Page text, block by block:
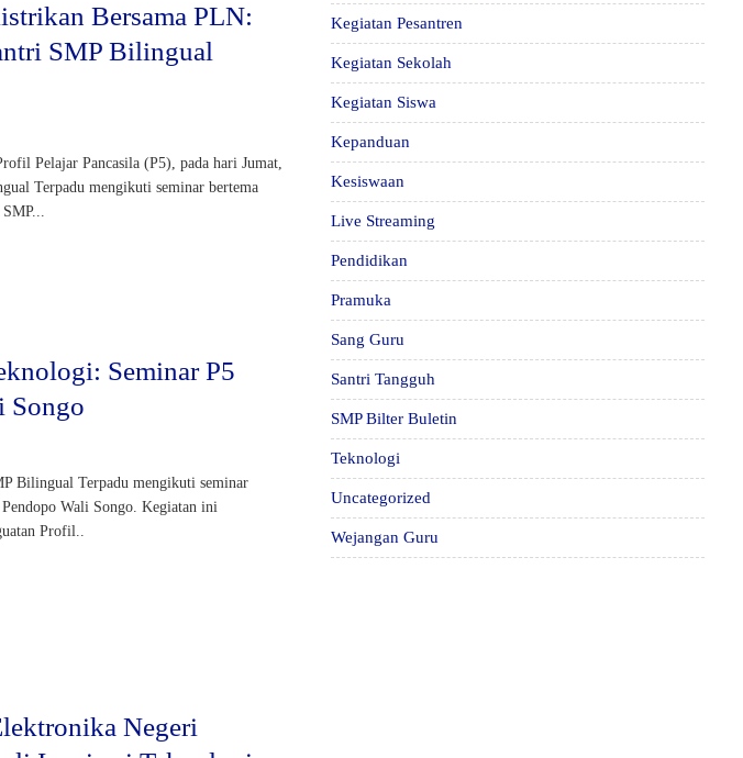
Bersama PLN:
SMP Bilingual
Pelajar Pancasila (P5), pada hari Jumat,
Terpadu mengikuti seminar bertema
Seminar P5
Songo
Bilingual Terpadu mengikuti seminar
Wali Songo. Kegiatan ini
Profil..
Negeri
Kegiatan Pesantren
Kegiatan Sekolah
Kegiatan Siswa
Kepanduan
Kesiswaan
Live Streaming
Pendidikan
Pramuka
Sang Guru
Santri Tangguh
SMP Bilter Buletin
Teknologi
Uncategorized
Wejangan Guru